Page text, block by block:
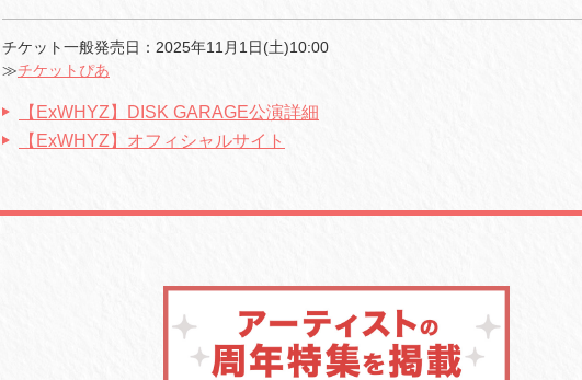
チケット一般発売日：2025年11月1日(土)10:00
≫チケットぴあ
【ExWHYZ】DISK GARAGE公演詳細
【ExWHYZ】オフィシャルサイト